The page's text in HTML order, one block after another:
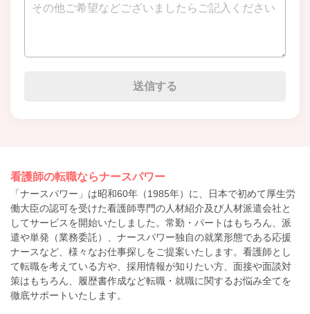
看護師の転職ならナースパワー
「ナースパワー」は昭和60年（1985年）に、日本で初めて厚生労
働大臣の認可を受けた看護師専門の人材紹介及び人材派遣会社と
してサービスを開始いたしました。常勤・パートはもちろん、派
遣や単発（業務委託）、ナースパワー独自の就業形態である応援
ナースなど、様々なお仕事探しをご提案いたします。看護師とし
て転職を考えている方や、採用情報が知りたい方、面接や面談対
策はもちろん、履歴書作成など転職・就職に関するお悩み全てを
徹底サポートいたします。